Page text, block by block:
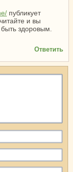
публикует
и вы
здоровым.
Ответить